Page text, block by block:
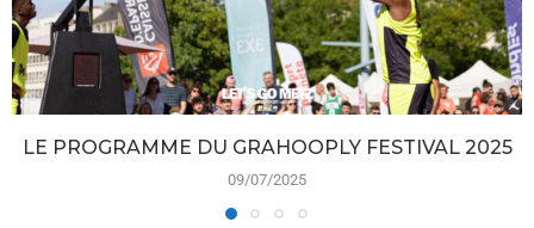
LE PROGRAMME DU GRAHOOPLY FESTIVAL 2025
09/07/2025